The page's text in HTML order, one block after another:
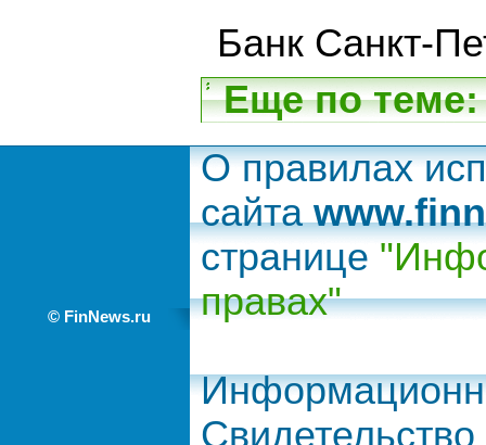
Банк Санкт-
Еще по теме:
© FinNews.ru
О правилах
сайта
странице
правах"